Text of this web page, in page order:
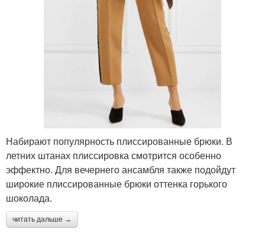
Набирают популярность плиссированные брюки. В
летних штанах плиссировка смотрится особенно
эффектно. Для вечернего ансамбля также подойдут
широкие плиссированные брюки оттенка горького
шоколада.
читать дальше →